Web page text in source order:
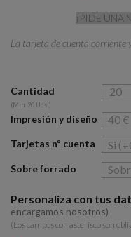
¡PIDE UNA
La tarjeta de cuenta corriente
Cantidad
(Min. 20 Uds.)
Impresión y diseño
Tarjetas nº cuenta
Sobre forrado
Personaliza con tus
encargamos nosotros)
(Los campos con asterísco son